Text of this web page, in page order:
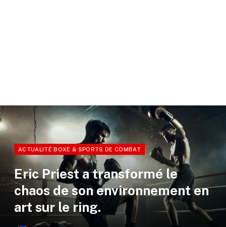
ACTUALITÉ BOXE & SPORTS DE COMBAT
Eric Priest a transformé le
chaos de son environnement en
art sur le ring.